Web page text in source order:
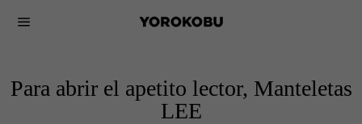
Para abrir el apetito lector, Manteletas
LEE